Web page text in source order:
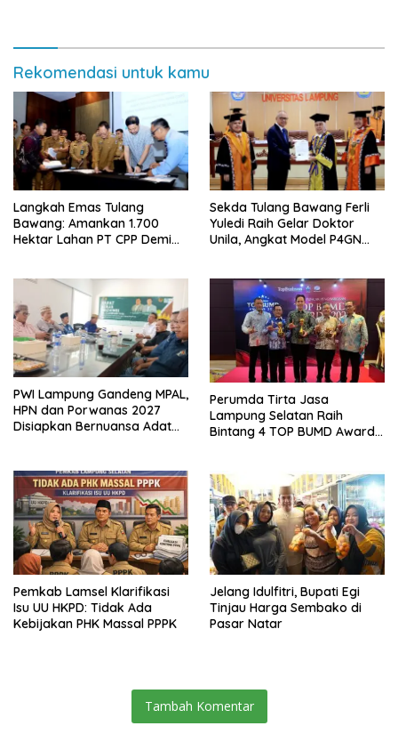
Rekomendasi untuk kamu
Langkah Emas Tulang
Bawang: Amankan 1.700
Hektar Lahan PT CPP Demi
Sekda Tulang Bawang Ferli
Yuledi Raih Gelar Doktor
Unila, Angkat Model P4GN
PWI Lampung Gandeng MPAL,
HPN dan Porwanas 2027
Disiapkan Bernuansa Adat
Perumda Tirta Jasa
Lampung Selatan Raih
Bintang 4 TOP BUMD Awards
Pemkab Lamsel Klarifikasi
Isu UU HKPD: Tidak Ada
Kebijakan PHK Massal PPPK
Jelang Idulfitri, Bupati Egi
Tinjau Harga Sembako di
Pasar Natar
Tambah Komentar